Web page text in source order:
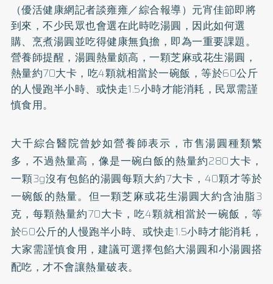
（優活健康網記者談雍雍／綜合報導）元宵佳節即將
到來，不少民眾也會選在此時吃湯圓，因此如何選
購、烹煮湯圓並吃得健康無負擔，即為一重要課題。
營養師提醒，湯圓熱量頗高，一顆芝麻或花生湯圓，
熱量約70大卡，吃4顆就相當於一碗飯，等於60公斤
的人慢跑半小時、或快走1.5小時才能消耗，民眾需謹
慎食用。
大千綜合醫院曾妙如營養師表示，市售湯圓種類繁
多，不過熱量高，像是一碗白飯的熱量約280大卡，
一顆3g沒有包餡的湯圓每顆大約7大卡，40顆才等於
一碗飯的熱量。但一顆芝麻或花生湯圓大約含油脂3
克，每顆熱量約70大卡，吃4顆就相當於一碗飯，等
於60公斤的人慢跑半小時、或快走1.5小時才能消耗，
大家需謹慎食用，建議可選擇包餡大湯圓和小湯圓搭
配吃，才不會讓熱量破表。